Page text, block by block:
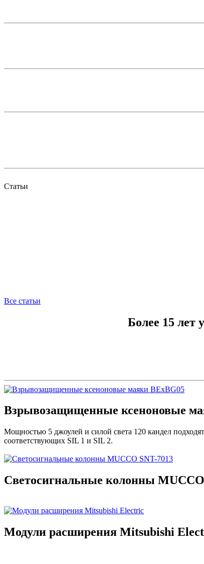
Статьи
Все статьи
Более 15 лет
Взрывозащищенные ксеноновые
Мощностью 5 джоулей и силой света 120 кандел
соответствующих SIL 1 и SIL 2.
Светосигнальные колонны MUCCO
Модули расширения Mitsubishi